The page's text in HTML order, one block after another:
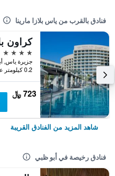
فنادق بالقرب من ياس بلازا مارينا
4 نجوم
0.2 كيلومتر عن وسط المدينة
723 ﷼
شاهد المزيد من الفنادق القريبة
فنادق رخيصة في أبو ظبي